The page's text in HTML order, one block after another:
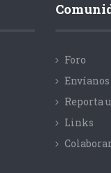
Foro
Reporta
Links